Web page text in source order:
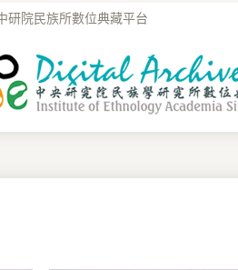
研院民族所數位典藏平台